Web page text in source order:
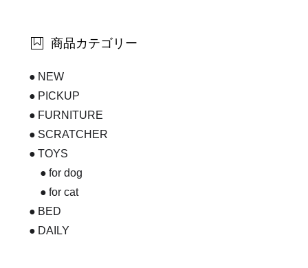
商品カテゴリー
NEW
PICKUP
FURNITURE
SCRATCHER
TOYS
for dog
for cat
BED
DAILY